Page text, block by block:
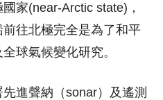
家(near-Arctic state)，
往北極完全是為了和平
球氣候變化研究。
進聲納（sonar）及遙測